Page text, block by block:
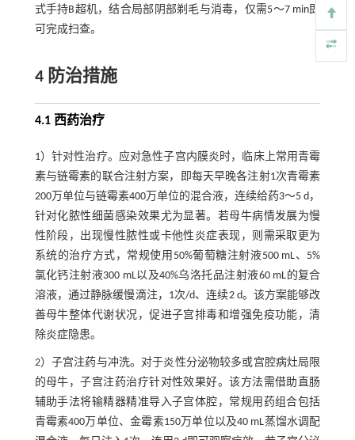
式手持B超机，结合局部阴部剃毛与消毒，仅需5～7 min即
可完成扫查。
4 防治措施
4.1 西药治疗
1）针对性治疗。应对急性子宫内膜炎时，临床上常用青霉
素与链霉素的联合注射方案，即每天早晚各注射1次青霉素
200万单位与链霉素400万单位的混合液，连续给药3～5 d，
针对化脓性细菌感染效果尤为显著。若母牛病情发展为慢
性阶段，出现慢性脓性或卡他性炎症表现，则需采取更为
系统的治疗方式，常规使用50%葡萄糖注射液500 mL、5%
氯化钙注射液300 mL以及40%乌洛托品注射液60 mL的复合
溶液，通过静脉缓慢滴注，1次/d、连续2 d。该方案能够改
善母牛整体代谢状况，促进子宫排毒和增强免疫功能，清
除炎症隐患。
2）子宫注药与冲洗。对于炎性分泌物较多或宫腔病灶局限
的母牛，子宫注药治疗针对性效果好。该方法需借助直肠
辅助手法将输精器精准导入子宫体腔，常规用药组合包括
青霉素400万单位、金霉素150万单位以及40 mL蒸馏水调配